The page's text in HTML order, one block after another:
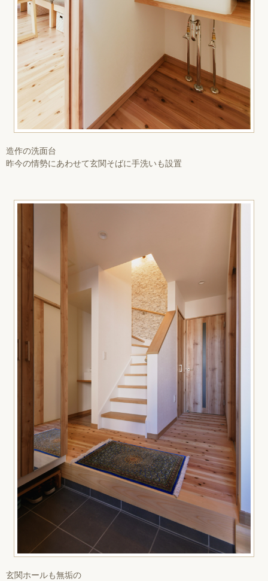
造作の洗面台
昨今の情勢にあわせて玄関そばに手洗いも設置
玄関ホールも無垢の